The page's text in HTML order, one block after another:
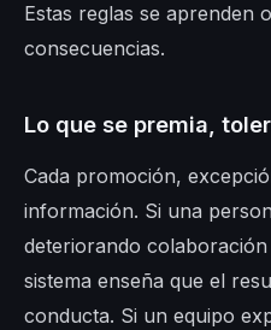
Estas reglas se aprenden
consecuencias.
Lo que se premia,
Cada promoción,
información. Si una
deteriorando
sistema enseña que el
conducta. Si un equipo